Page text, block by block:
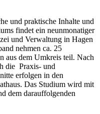
und praktische Inhalte und
findet ein neunmonatiger
und Verwaltung in Hagen
nehmen ca. 25
aus dem Umkreis teil. Nach
die Praxis- und
erfolgen in den
Das Studium wird mit
dem darauffolgenden